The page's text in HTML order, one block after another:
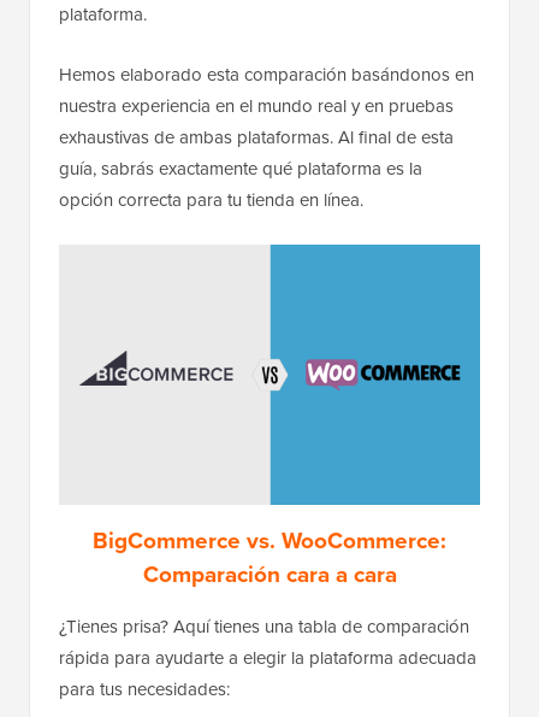
plataforma.
Hemos elaborado esta comparación basándonos en
nuestra experiencia en el mundo real y en pruebas
exhaustivas de ambas plataformas. Al final de esta
guía, sabrás exactamente qué plataforma es la
opción correcta para tu tienda en línea.
BigCommerce vs. WooCommerce:
Comparación cara a cara
¿Tienes prisa? Aquí tienes una tabla de comparación
rápida para ayudarte a elegir la plataforma adecuada
para tus necesidades: